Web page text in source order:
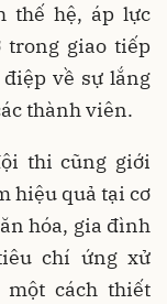
thế hệ, áp lực
trong giao tiếp
về sự lắng
thành viên.
thi cũng giới
hiệu quả tại cơ
hóa, gia đình
chí ứng xử
cách thiết